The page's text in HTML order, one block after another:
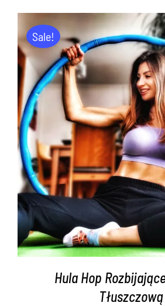
Sale!
DODAJ DO KOSZYKA
SZCZEGÓŁY
Hula Hop
Tłuszczową